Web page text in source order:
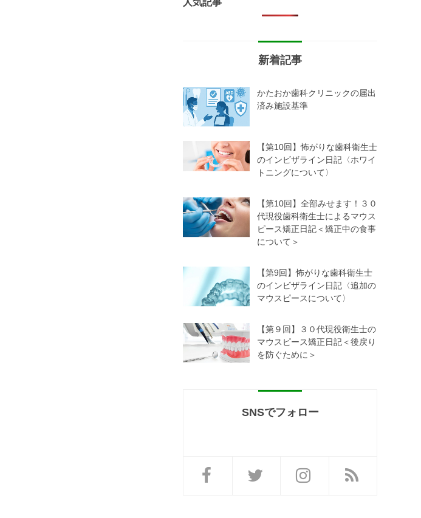
人気記事
新着記事
かたおか歯科クリニックの届出
済み施設基準
【第10回】怖がりな歯科衛生士
のインビザライン日記〈ホワイ
トニングについて〉
【第10回】全部みせます！３０
代現役歯科衛生士によるマウス
ピース矯正日記＜矯正中の食事
について＞
【第9回】怖がりな歯科衛生士
のインビザライン日記〈追加の
マウスピースについて〉
【第９回】３０代現役衛生士の
マウスピース矯正日記＜後戻り
を防ぐために＞
SNSでフォロー